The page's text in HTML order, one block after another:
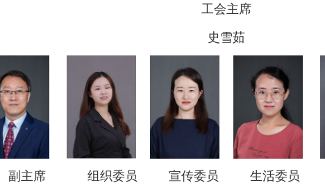
工会主席
史雪茹
副主席 组织委员 宣传委员 生活委员